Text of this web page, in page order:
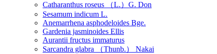
Catharanthus roseus （L.）G. Don
Sesamum indicum L.
Anemarrhena asphodeloides Bge.
Gardenia jasminoides Ellis
Aurantii fructus immaturus
Sarcandra glabra （Thunb.） Nakai